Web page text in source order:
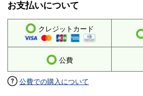
お支払いについて
クレジットカード
公費
公費での購入について